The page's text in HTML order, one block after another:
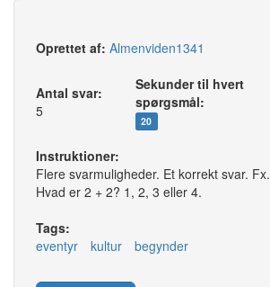
Oprettet af: Almenviden1341
Antal svar:
5
Sekunder til hvert
spørgsmål:
20
Instruktioner:
Flere svarmuligheder. Et korrekt svar. Fx.
Hvad er 2 + 2? 1, 2, 3 eller 4.
Tags:
eventyr
kultur begynder